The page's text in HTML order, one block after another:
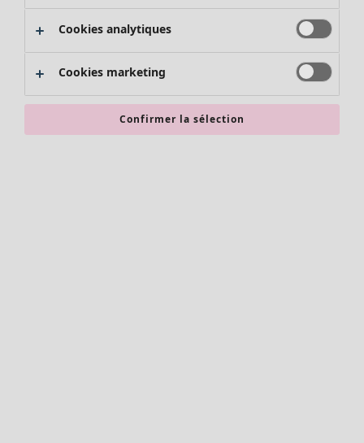
Promos SOLDES
Les promos de Gudrun Sjödén
Nouvel arrivage
Bonnes affaires en soldes - jusqu'à -70
Cookies analytiques
Cookies marketing
Confirmer la sélection